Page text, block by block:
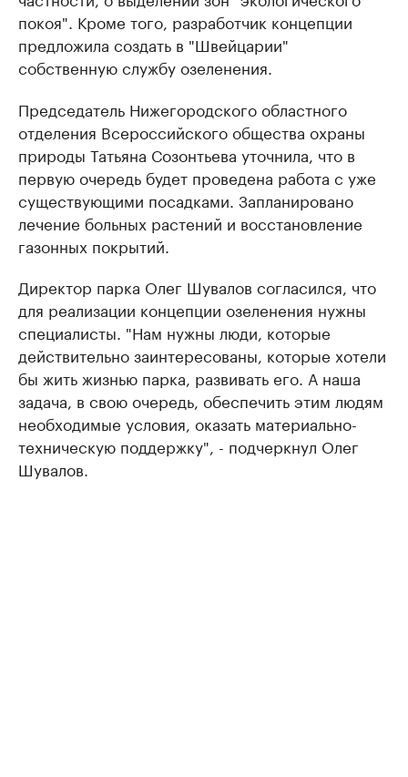
покоя". Кроме того, разработчик концепции
предложила создать в "Швейцарии"
собственную службу озеленения.
Председатель Нижегородского областного
отделения Всероссийского общества охраны
природы Татьяна Созонтьева уточнила, что в
первую очередь будет проведена работа с уже
существующими посадками. Запланировано
лечение больных растений и восстановление
газонных покрытий.
Директор парка Олег Шувалов согласился, что
для реализации концепции озеленения нужны
специалисты. "Нам нужны люди, которые
действительно заинтересованы, которые хотели
бы жить жизнью парка, развивать его. А наша
задача, в свою очередь, обеспечить этим людям
необходимые условия, оказать материально-
техническую поддержку", - подчеркнул Олег
Шувалов.